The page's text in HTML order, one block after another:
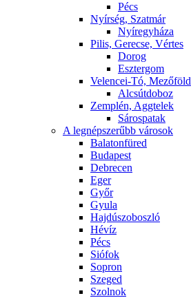
Pécs
Nyírség, Szatmár
Nyíregyháza
Pilis, Gerecse, Vértes
Dorog
Esztergom
Velencei-Tó, Mezőföld
Alcsútdoboz
Zemplén, Aggtelek
Sárospatak
A legnépszerűbb városok
Balatonfüred
Budapest
Debrecen
Eger
Győr
Gyula
Hajdúszoboszló
Hévíz
Pécs
Siófok
Sopron
Szeged
Szolnok